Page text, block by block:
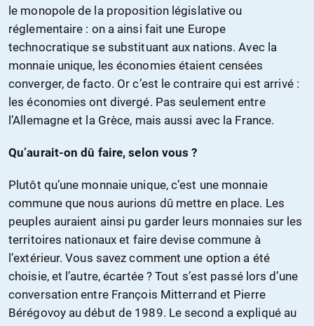
le monopole de la proposition législative ou
réglementaire : on a ainsi fait une Europe
technocratique se substituant aux nations. Avec la
monnaie unique, les économies étaient censées
converger, de facto. Or c’est le contraire qui est arrivé :
les économies ont divergé. Pas seulement entre
l’Allemagne et la Grèce, mais aussi avec la France.
Qu’aurait-on dû faire, selon vous ?
Plutôt qu’une monnaie unique, c’est une monnaie
commune que nous aurions dû mettre en place. Les
peuples auraient ainsi pu garder leurs monnaies sur les
territoires nationaux et faire devise commune à
l’extérieur. Vous savez comment une option a été
choisie, et l’autre, écartée ? Tout s’est passé lors d’une
conversation entre François Mitterrand et Pierre
Bérégovoy au début de 1989. Le second a expliqué au